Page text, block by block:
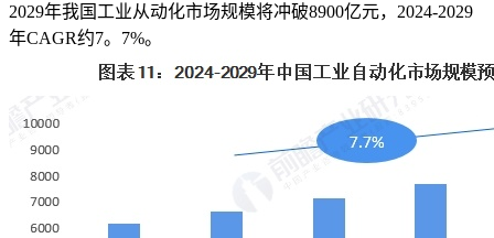
2029年我国工业从动化市场规模将冲破8900亿元，2024-2029
年CAGR约7。7%。